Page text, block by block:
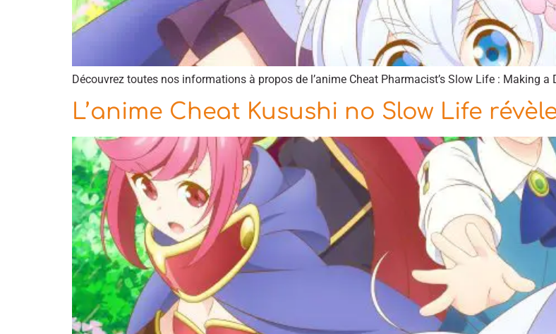
Découvrez toutes nos informations à propos de l’anime Cheat Pharmacist’s Slow Life : Making a
L’anime Cheat Kusushi no Slow Life